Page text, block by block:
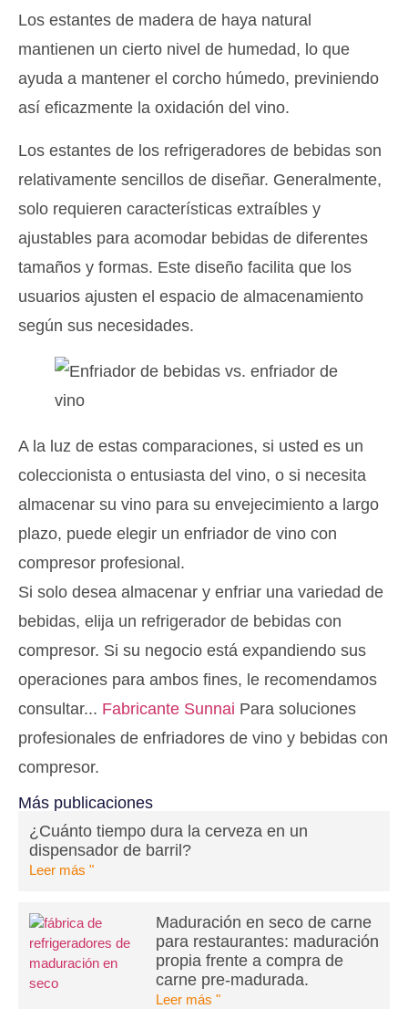
Los estantes de madera de haya natural
mantienen un cierto nivel de humedad, lo que
ayuda a mantener el corcho húmedo, previniendo
así eficazmente la oxidación del vino.
Los estantes de los refrigeradores de bebidas son
relativamente sencillos de diseñar. Generalmente,
solo requieren características extraíbles y
ajustables para acomodar bebidas de diferentes
tamaños y formas. Este diseño facilita que los
usuarios ajusten el espacio de almacenamiento
según sus necesidades.
A la luz de estas comparaciones, si usted es un
coleccionista o entusiasta del vino, o si necesita
almacenar su vino para su envejecimiento a largo
plazo, puede elegir un enfriador de vino con
compresor profesional.
Si solo desea almacenar y enfriar una variedad de
bebidas, elija un refrigerador de bebidas con
compresor. Si su negocio está expandiendo sus
operaciones para ambos fines, le recomendamos
consultar... Fabricante Sunnai Para soluciones
profesionales de enfriadores de vino y bebidas con
compresor.
Más publicaciones
¿Cuánto tiempo dura la cerveza en un
dispensador de barril?
Leer más "
Maduración en seco de carne
para restaurantes: maduración
propia frente a compra de
carne pre-madurada.
Leer más "